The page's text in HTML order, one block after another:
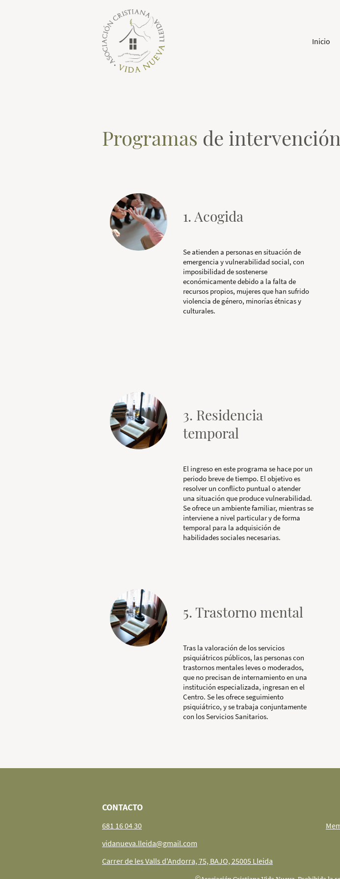
Inicio
Programas de intervención
1. Acogida
Se atienden a personas en situación de
emergencia y vulnerabilidad social, con
imposibilidad de sostenerse
económicamente debido a la falta de
recursos propios, mujeres que han sufrido
violencia de género, minorías étnicas y
culturales.
3. Residencia
temporal
El ingreso en este programa se hace por un
periodo breve de tiempo. El objetivo es
resolver un conflicto puntual o atender
una situación que produce vulnerabilidad.
Se ofrece un ambiente familiar, mientras se
interviene a nivel particular y de forma
temporal para la adquisición de
habilidades sociales necesarias.
5. Trastorno mental
Tras la valoración de los servicios
psiquiátricos públicos, las personas con
trastornos mentales leves o moderados,
que no precisan de internamiento en una
institución especializada, ingresan en el
Centro. Se les ofrece seguimiento
psiquiátrico, y se trabaja conjuntamente
con los Servicios Sanitarios.
CONTACTO
681 16 04 30
vidanueva.lleida@gmail.com
Carrer de les Valls d'Andorra, 75, BAJO, 25005 Lleida